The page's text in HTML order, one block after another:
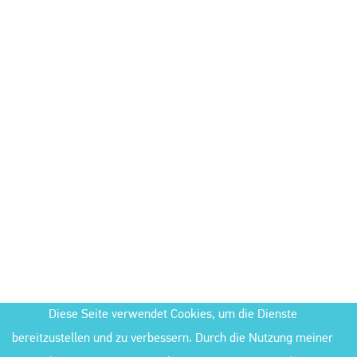
Diese Seite verwendet Cookies, um die Dienste
bereitzustellen und zu verbessern. Durch die Nutzung meiner